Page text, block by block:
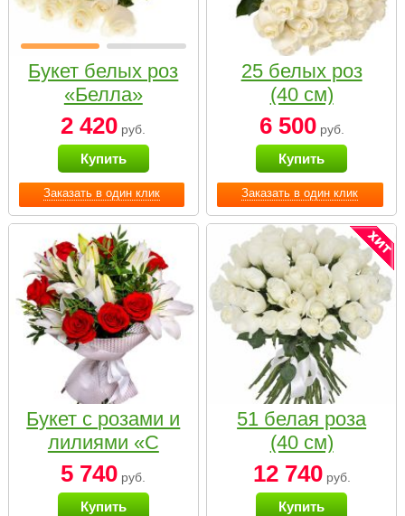
Заказать в один клик
Букет белых роз
«Белла»
2 420 руб.
Купить
Заказать в один клик
25 белых роз
(40 см)
6 500руб.
Купить
Букет с розами и
лилиями «С
наилучшими
пожеланиями»
5 740 руб.
Купить
51 белая роза
(40 см)
12 740руб.
Купить